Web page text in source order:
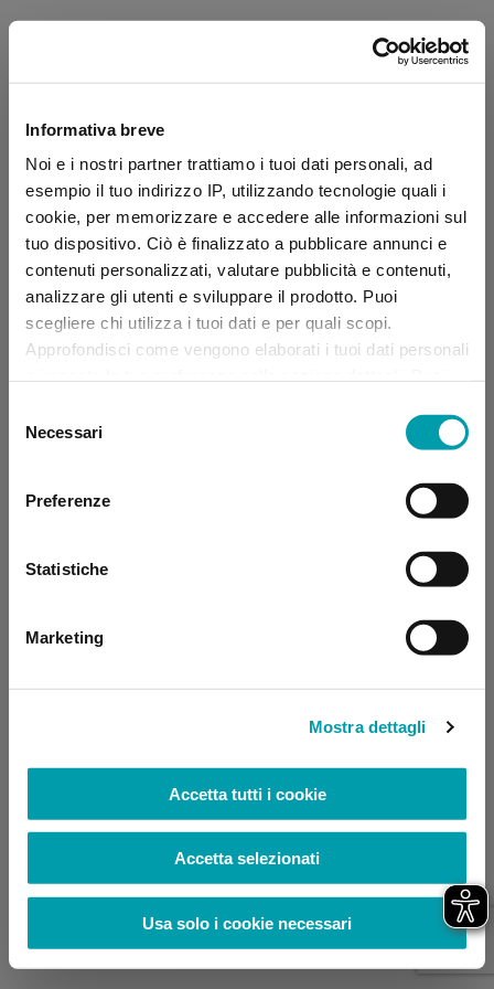
Informativa breve
Noi e i nostri partner trattiamo i tuoi dati personali, ad
esempio il tuo indirizzo IP, utilizzando tecnologie quali i
cookie, per memorizzare e accedere alle informazioni sul
tuo dispositivo. Ciò è finalizzato a pubblicare annunci e
contenuti personalizzati, valutare pubblicità e contenuti,
analizzare gli utenti e sviluppare il prodotto. Puoi
scegliere chi utilizza i tuoi dati e per quali scopi.
Approfondisci come vengono elaborati i tuoi dati personali
momento dalla Dichiarazione sui “
delNecessari
Preferenze
Statistiche
Marketing
Mostra dettagli
Accetta tutti i cookie
Accetta selezionati
Usa solo i cookie necessari
Application error: a client-side exception has occurred (see the
browser console for more information)